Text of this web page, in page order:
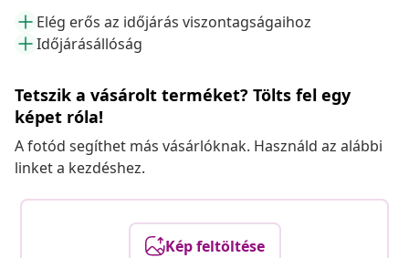
Elég erős az időjárás viszontagságaihoz
Időjárásállóság
Tetszik a vásárolt terméket? Tölts fel egy
képet róla!
A fotód segíthet más vásárlóknak. Használd az alábbi
linket a kezdéshez.
Kép feltöltése